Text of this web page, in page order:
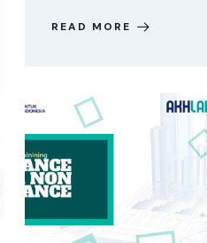
READ MORE